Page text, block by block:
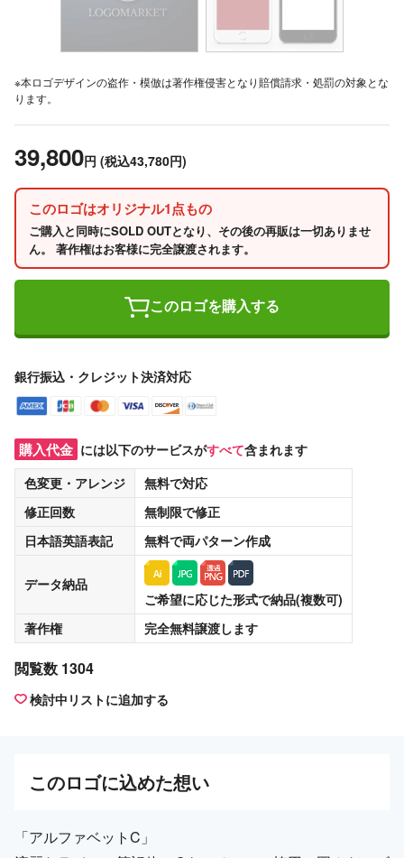
※本ロゴデザインの盗作・模倣は著作権侵害となり賠償請求・処罰の対象とな
ります。
39,800円 (税込43,780円)
このロゴはオリジナル1点もの
ご購入と同時にSOLD OUTとなり、その後の再販は一切ありませ
ん。 著作権はお客様に完全譲渡されます。
このロゴを購入する
銀行振込・クレジット決済対応
購入代金 には以下のサービスがすべて含まれます
色変更・アレンジ
無料で対応
修正回数
無制限で修正
日本語英語表記
無料で両パターン作成
データ納品
ご希望に応じた形式で納品(複数可)
著作権
完全無料譲渡します
閲覧数 1304
検討中リストに追加する
このロゴに込めた想い
「アルファベットC」